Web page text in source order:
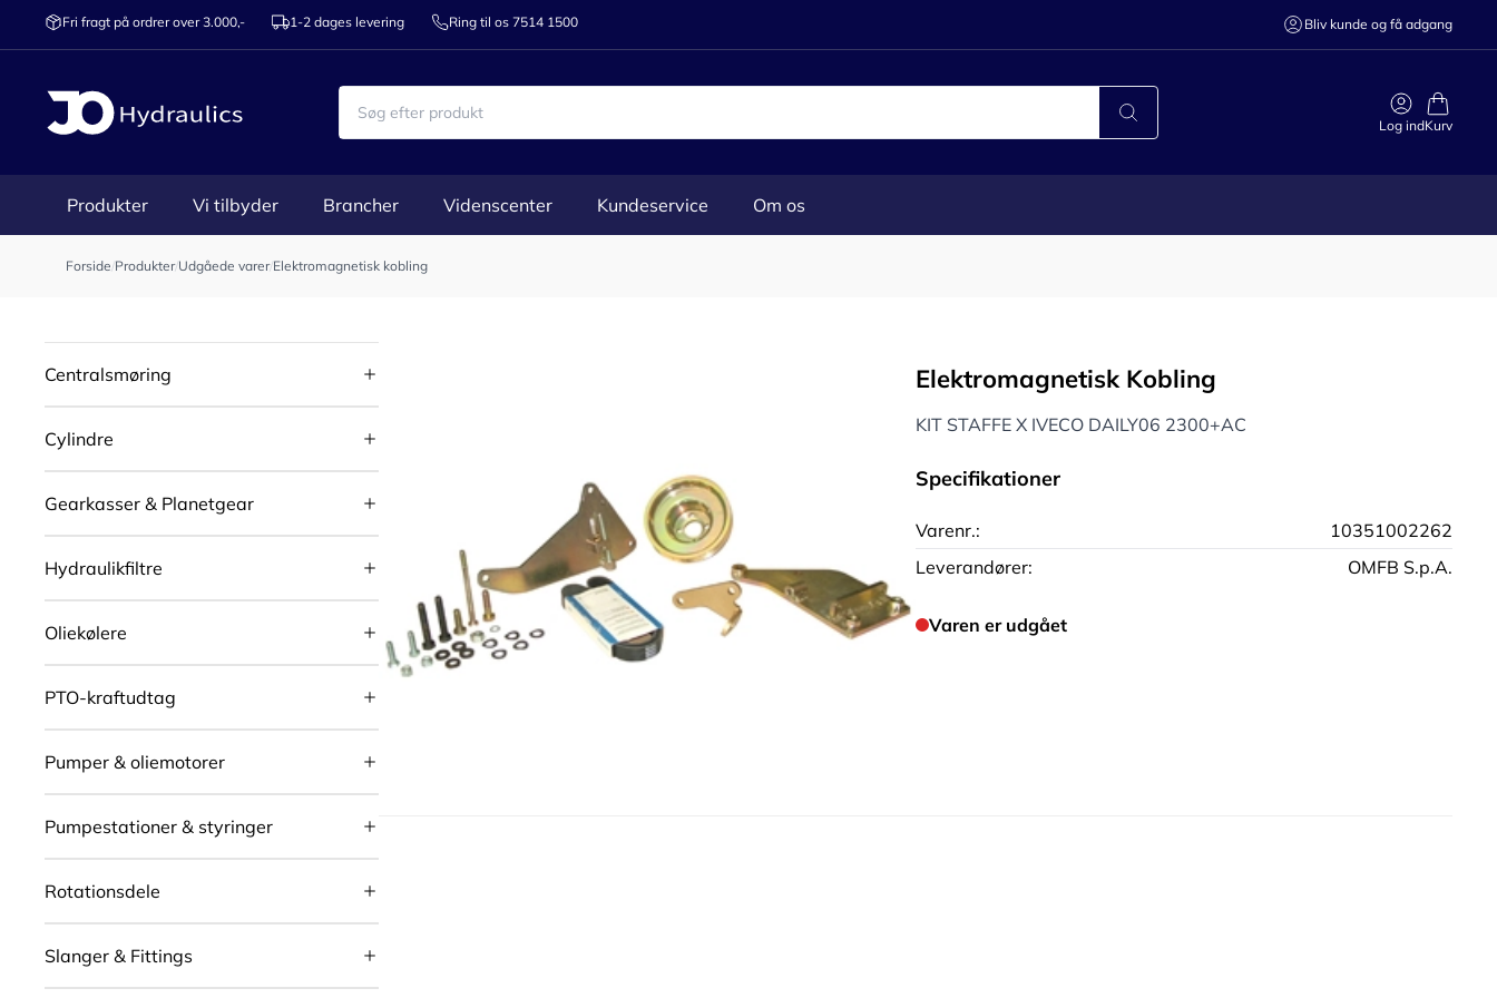
Fri fragt på ordrer over 3.000,- 1-2 dages levering Ring til os 7514 1500 Bliv kunde og få adgang
Log indKurv
Produkter Vi tilbyder Brancher Videnscenter Kundeservice Om os
Forside/Produkter/Udgåede varer/Elektromagnetisk kobling
Centralsmøring
Cylindre
Gearkasser & Planetgear
Hydraulikfiltre
Oliekølere
PTO-kraftudtag
Pumper & oliemotorer
Pumpestationer & styringer
Rotationsdele
Slanger & Fittings
Elektromagnetisk Kobling
KIT STAFFE X IVECO DAILY06 2300+AC
Specifikationer
Varenr.:
10351002262
Leverandører:
OMFB S.p.A.
Varen er udgået